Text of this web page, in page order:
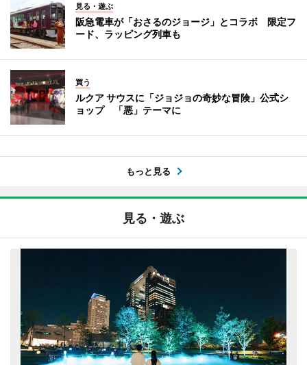
見る・遊ぶ
阪急電車が「おさるのジョージ」とコラボ 限定フ
ード、ラッピング列車も
買う
ルクア サウスに「ジョジョの奇妙な冒険」公式シ
ョップ 「悪」テーマに
もっと見る
見る・遊ぶ